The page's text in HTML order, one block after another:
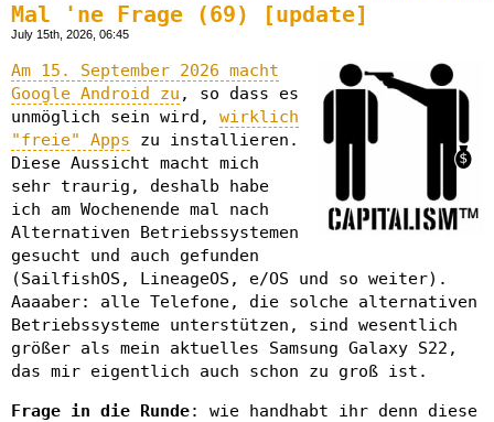
Mal 'ne Frage (69) [update]
July 15th, 2026, 06:45
Am 15. September 2026 macht
Google Android zu , so dass es
unmöglich sein wird, wirklich
"freie" Apps zu installieren.
Diese Aussicht macht mich
sehr traurig, deshalb habe
ich am Wochenende mal nach
Alternativen Betriebssystemen
gesucht und auch gefunden
(SailfishOS, LineageOS, e/OS und so weiter).
Aaaaber: alle Telefone, die solche alternativen
Betriebssysteme unterstützen, sind wesentlich
größer als mein aktuelles Samsung Galaxy S22,
das mir eigentlich auch schon zu groß ist.
Frage in die Runde: wie handhabt ihr denn diese